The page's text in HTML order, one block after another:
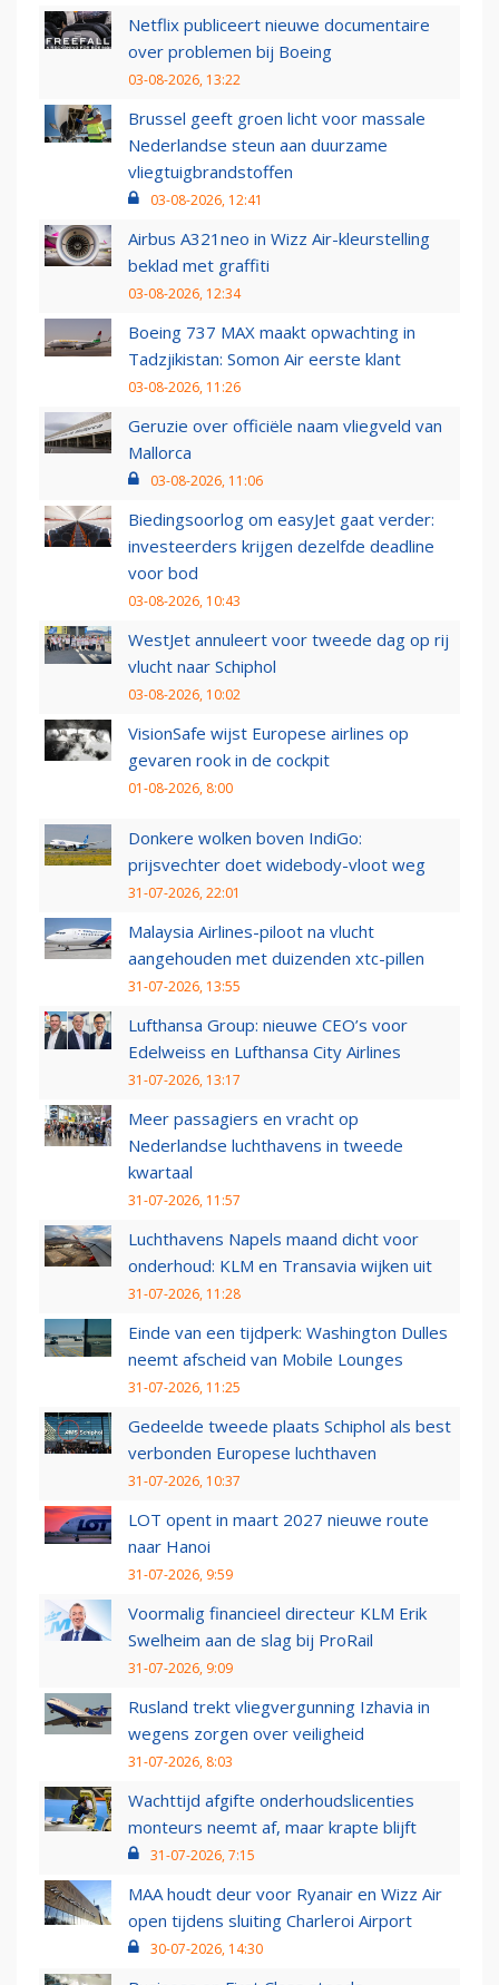
Netflix publiceert nieuwe documentaire
over problemen bij Boeing
03-08-2026, 13:22
Brussel geeft groen licht voor massale
Nederlandse steun aan duurzame
vliegtuigbrandstoffen
03-08-2026, 12:41
Airbus A321neo in Wizz Air-kleurstelling
beklad met graffiti
03-08-2026, 12:34
Boeing 737 MAX maakt opwachting in
Tadzjikistan: Somon Air eerste klant
03-08-2026, 11:26
Geruzie over officiële naam vliegveld van
Mallorca
03-08-2026, 11:06
Biedingsoorlog om easyJet gaat verder:
investeerders krijgen dezelfde deadline
voor bod
03-08-2026, 10:43
WestJet annuleert voor tweede dag op rij
vlucht naar Schiphol
03-08-2026, 10:02
VisionSafe wijst Europese airlines op
gevaren rook in de cockpit
01-08-2026, 8:00
Donkere wolken boven IndiGo:
prijsvechter doet widebody-vloot weg
31-07-2026, 22:01
Malaysia Airlines-piloot na vlucht
aangehouden met duizenden xtc-pillen
31-07-2026, 13:55
Lufthansa Group: nieuwe CEO’s voor
Edelweiss en Lufthansa City Airlines
31-07-2026, 13:17
Meer passagiers en vracht op
Nederlandse luchthavens in tweede
kwartaal
31-07-2026, 11:57
Luchthavens Napels maand dicht voor
onderhoud: KLM en Transavia wijken uit
31-07-2026, 11:28
Einde van een tijdperk: Washington Dulles
neemt afscheid van Mobile Lounges
31-07-2026, 11:25
Gedeelde tweede plaats Schiphol als best
verbonden Europese luchthaven
31-07-2026, 10:37
LOT opent in maart 2027 nieuwe route
naar Hanoi
31-07-2026, 9:59
Voormalig financieel directeur KLM Erik
Swelheim aan de slag bij ProRail
31-07-2026, 9:09
Rusland trekt vliegvergunning Izhavia in
wegens zorgen over veiligheid
31-07-2026, 8:03
Wachttijd afgifte onderhoudslicenties
monteurs neemt af, maar krapte blijft
31-07-2026, 7:15
MAA houdt deur voor Ryanair en Wizz Air
open tijdens sluiting Charleroi Airport
30-07-2026, 14:30